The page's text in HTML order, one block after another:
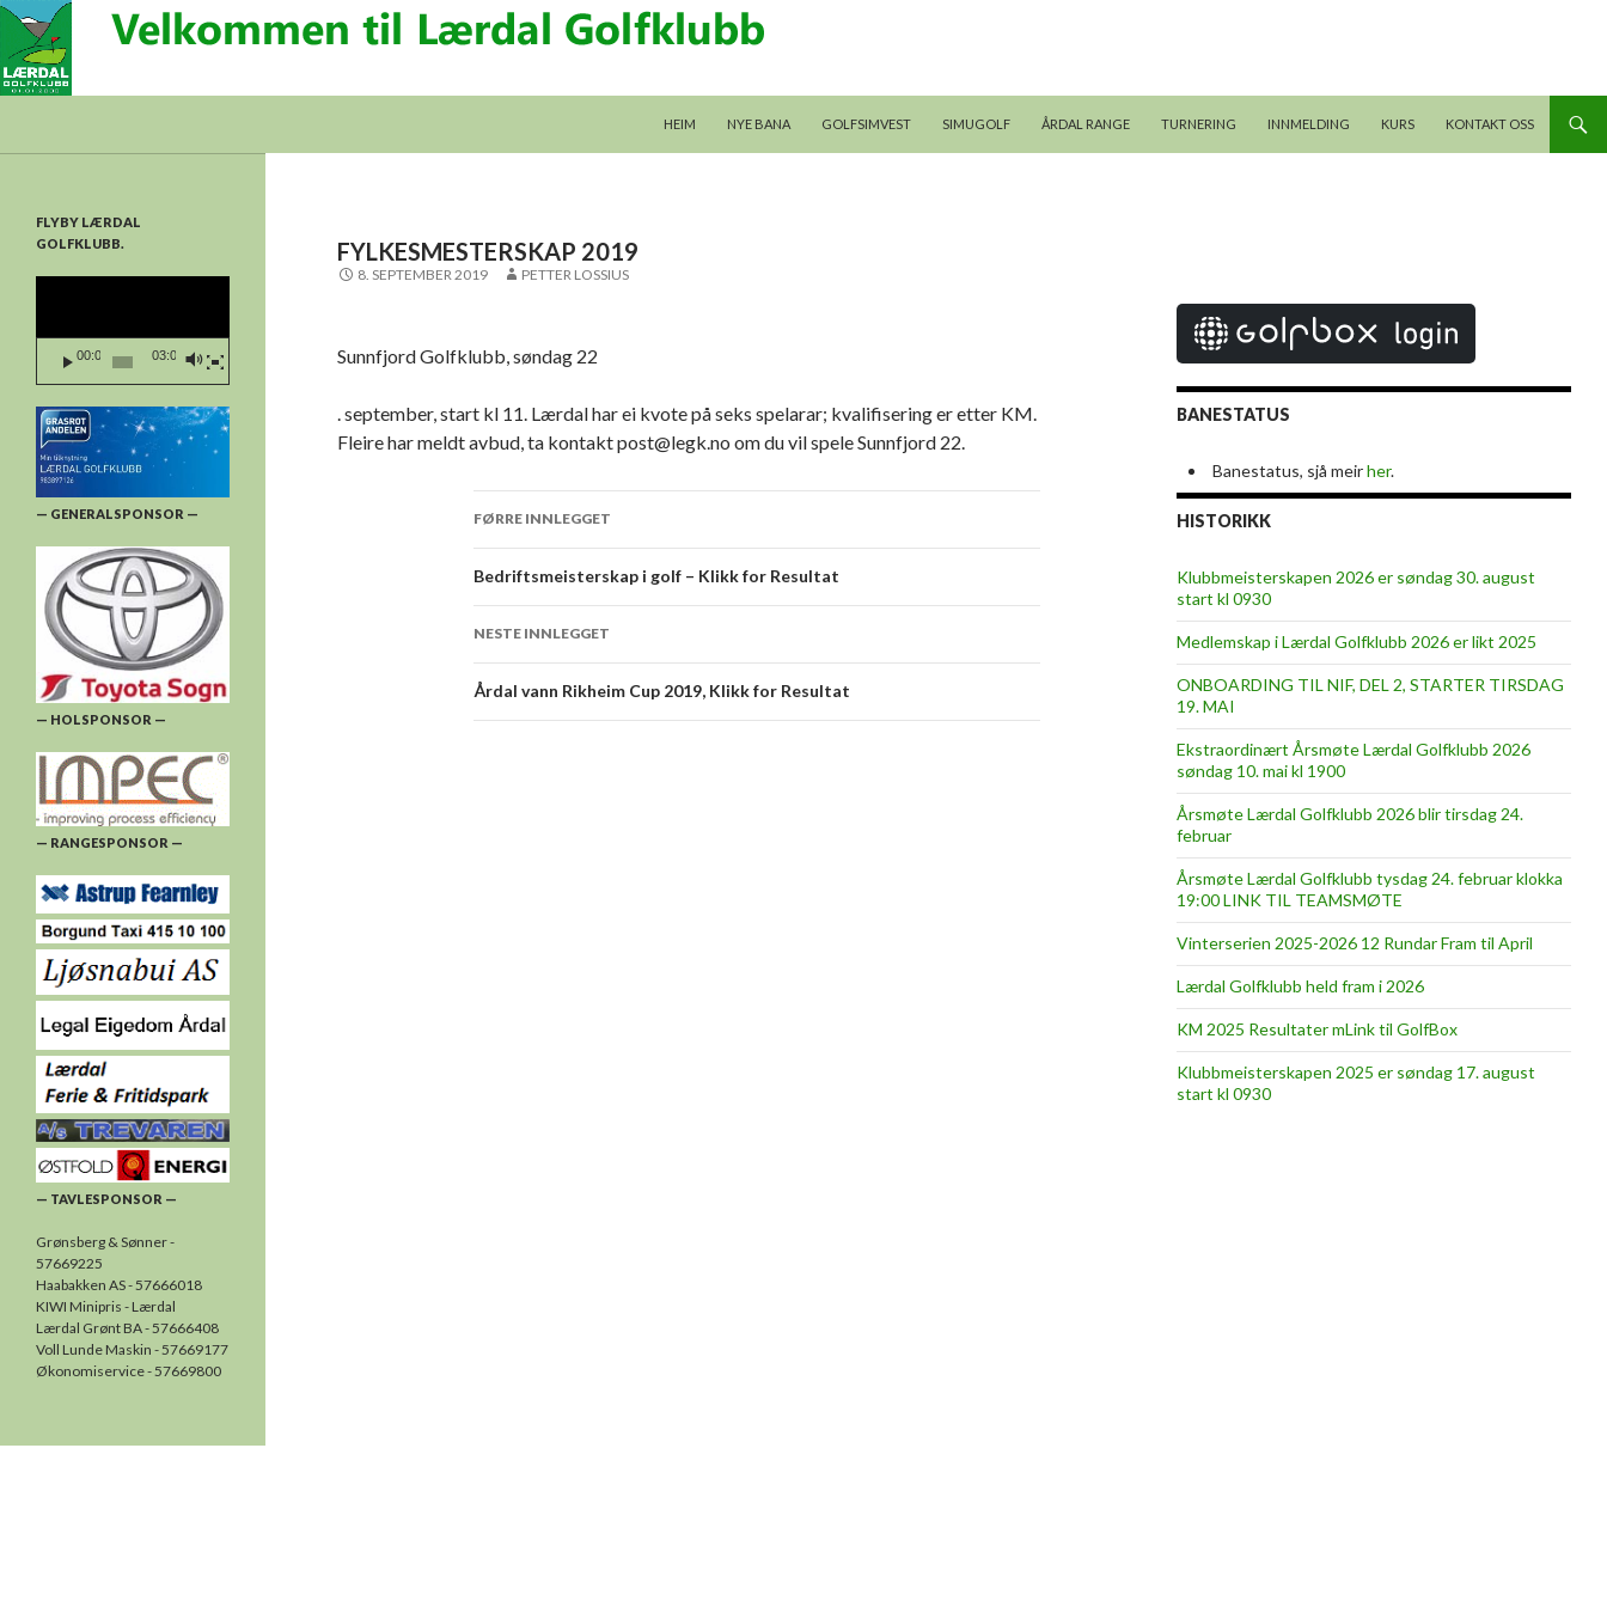
HEIM
NYE BANA GOLFSIMVEST SIMUGOLF ÅRDAL RANGE TURNERING INNMELDING KURS KONTAKT OSS
FYLKESMESTERSKAP 2019
8. SEPTEMBER 2019 PETTER LOSSIUS
Sunnfjord Golfklubb, søndag 22
. september, start kl 11. Lærdal har ei kvote på seks spelarar; kvalifisering er etter KM.
Fleire har meldt avbud, ta kontakt post@legk.no om du vil spele Sunnfjord 22.
Innleggsnavigering
FØRRE INNLEGGET
Bedriftsmeisterskap i golf – Klikk for Resultat
NESTE INNLEGGET
Årdal vann Rikheim Cup 2019, Klikk for Resultat
BANESTATUS
Banestatus, sjå meirher.
HISTORIKK
Klubbmeisterskapen 2026 er søndag 30. august
start kl 0930
Medlemskap i Lærdal Golfklubb 2026 er likt 2025
ONBOARDING TIL NIF, DEL 2, STARTER TIRSDAG
19. MAI
Ekstraordinært Årsmøte Lærdal Golfklubb 2026
søndag 10. mai kl 1900
Årsmøte Lærdal Golfklubb 2026 blir tirsdag 24.
februar
Årsmøte Lærdal Golfklubb tysdag 24. februar klokka
19:00 LINK TIL TEAMSMØTE
Vinterserien 2025-2026 12 Rundar Fram til April
Lærdal Golfklubb held fram i 2026
KM 2025 Resultater mLink til GolfBox
Klubbmeisterskapen 2025 er søndag 17. august
start kl 0930
FLYBY LÆRDAL
GOLFKLUBB.
00:00 03:03
— GENERALSPONSOR —
— HOLSPONSOR —
— RANGESPONSOR —
— TAVLESPONSOR —
Grønsberg & Sønner -
57669225
Haabakken AS - 57666018
KIWI Minipris - Lærdal
Lærdal Grønt BA - 57666408
Voll Lunde Maskin - 57669177
Økonomiservice - 57669800